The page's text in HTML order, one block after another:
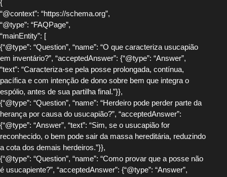
{
“@context”: “https://schema.org”,
“@type”: “FAQPage”,
“mainEntity”: [
{“@type”: “Question”, “name”: “O que caracteriza usucapião
em inventário?”, “acceptedAnswer”: {“@type”: “Answer”,
“text”: “Caracteriza-se pela posse prolongada, contínua,
pacífica e com intenção de dono sobre bem que integra o
espólio, antes de sua partilha final.”}},
{“@type”: “Question”, “name”: “Herdeiro pode perder parte da
herança por causa do usucapião?”, “acceptedAnswer”:
{“@type”: “Answer”, “text”: “Sim, se o usucapião for
reconhecido, o bem pode sair da massa hereditária, reduzindo
a cota dos demais herdeiros.”}},
{“@type”: “Question”, “name”: “Como provar que a posse não
é usucapiente?”, “acceptedAnswer”: {“@type”: “Answer”,